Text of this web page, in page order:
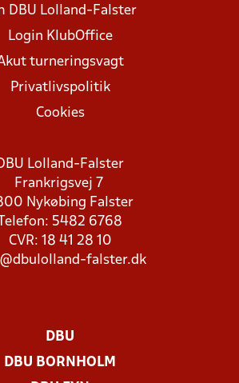
DBU Lolland-Falster
Login KlubOffice
turneringsvagt
Privatlivspolitik
Cookies
Lolland-Falster
Frankrigsvej 7
Nykøbing Falster
Telefon: 5482 6768
CVR: 18 41 28 10
falster.dk
DBU
DBU BORNHOLM